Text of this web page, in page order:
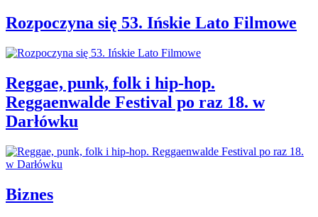
Rozpoczyna się 53. Ińskie Lato Filmowe
Reggae, punk, folk i hip-hop.
Reggaenwalde Festival po raz 18. w
Darłówku
Biznes